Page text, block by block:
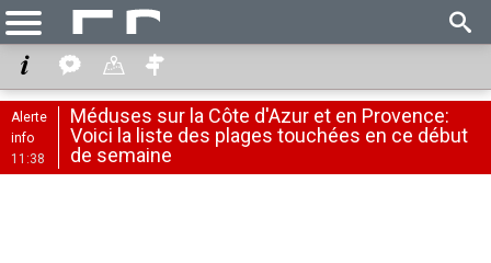
Alerte
info
11:38
Méduses sur la Côte d'Azur et en Provence:
Voici la liste des plages touchées en ce début
de semaine